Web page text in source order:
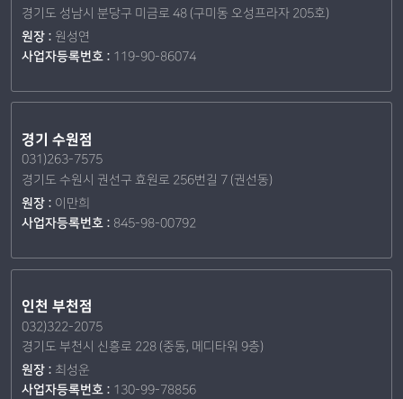
경기도 성남시 분당구 미금로 48 (구미동 오성프라자 205호)
원장 : 원성연
사업자등록번호 : 119-90-86074
경기 수원점
031)263-7575
경기도 수원시 권선구 효원로 256번길 7 (권선동)
원장 : 이만희
사업자등록번호 : 845-98-00792
인천 부천점
032)322-2075
경기도 부천시 신흥로 228 (중동, 메디타워 9층)
원장 : 최성운
사업자등록번호 : 130-99-78856